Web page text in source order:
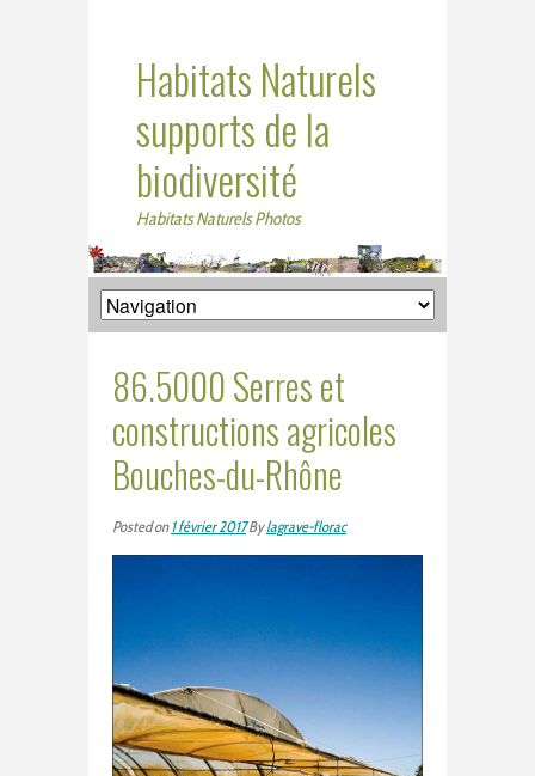
Habitats Naturels
supports de la
biodiversité
Habitats Naturels Photos
86.5000 Serres et
constructions agricoles
Bouches-du-Rhône
Posted on1 février 2017Bylagrave-florac